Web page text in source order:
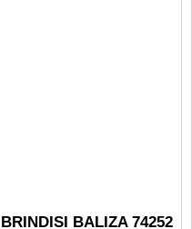
BRINDISI BALIZA 74252